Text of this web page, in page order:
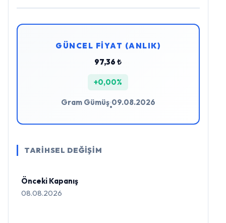
GÜNCEL FİYAT (ANLIK)
97,36 ₺
+0,00%
Gram Gümüş
•
09.08.2026
TARİHSEL DEĞİŞİM
Önceki Kapanış
08.08.2026